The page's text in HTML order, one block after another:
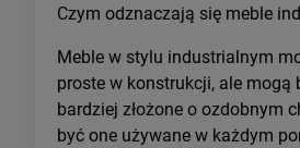
Czym odznaczają się meble
Meble w stylu industrialnym
proste w konstrukcji, ale mogą
bardziej złożone o ozdobnym
być one używane w każdym